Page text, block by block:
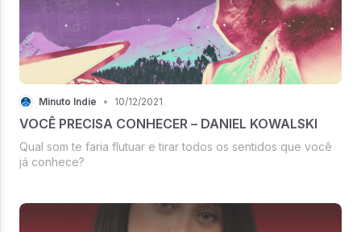
Minuto Indie • 10/12/2021
VOCÊ PRECISA CONHECER – DANIEL KOWALSKI
Qual som te faria flutuar e tirar todos os sentidos que você
já conhece?